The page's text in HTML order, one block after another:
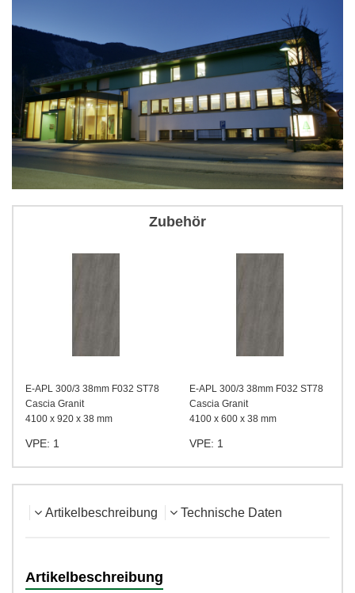
Zubehör
E-APL 300/3 38mm F032 ST78
Cascia Granit
4100 x 920 x 38 mm
VPE: 1
E-APL 300/3 38mm F032 ST78
Cascia Granit
4100 x 600 x 38 mm
VPE: 1
Artikelbeschreibung Technische Daten
Artikelbeschreibung